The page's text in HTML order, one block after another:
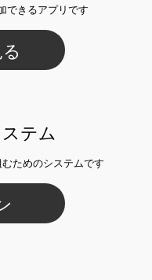
できるアプリです
テム
ためのシステムです